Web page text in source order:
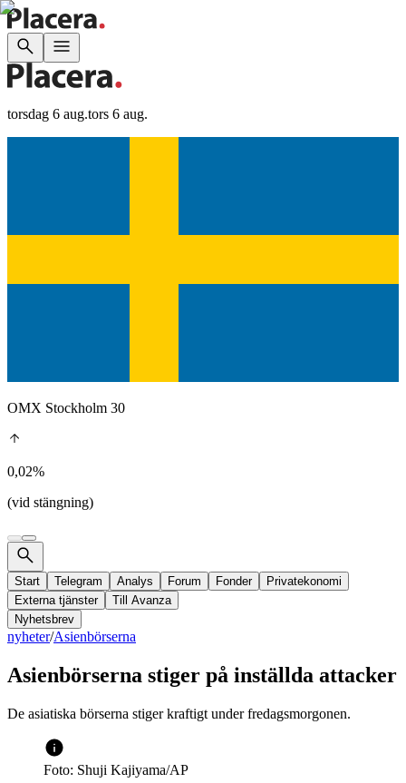
torsdag 6 aug.tors 6 aug.
OMX Stockholm 30
0,02%
(vid stängning)
Start Telegram Analys Forum Fonder
Privatekonomi
Externa tjänster
Till Avanza
Nyhetsbrev
nyheter/Asienbörserna
Asienbörserna stiger på inställda attacker
De asiatiska börserna stiger kraftigt under fredagsmorgonen.
Foto: Shuji Kajiyama/AP